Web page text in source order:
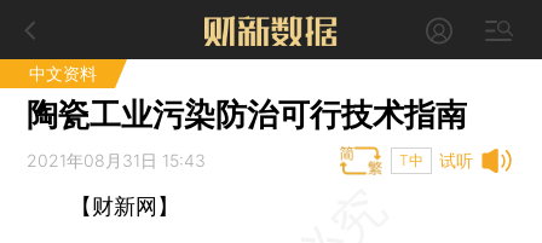
中文资料
陶瓷工业污染防治可行技术指南
试听
2021年08月31日 15:43 T中
【财新网】